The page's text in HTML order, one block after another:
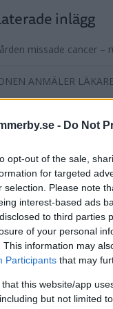
- Do Not
opt-out of the sale,
for targeted
selection. Please note
interest-based ads
to third parties
of your personal
This information may
Participants that may
that this website/app
but not limited
inlägg
missade cancer –
ANMÄLER
utsattes för allvarlig
nedan